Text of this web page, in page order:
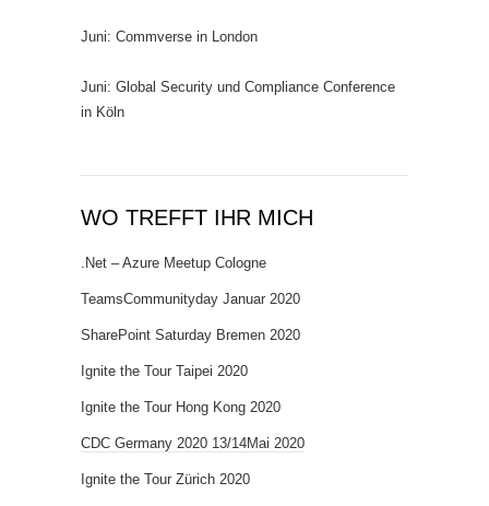
Juni: Commverse in London
Juni: Global Security und Compliance Conference
in Köln
WO TREFFT IHR MICH
.Net – Azure Meetup Cologne
TeamsCommunityday Januar 2020
SharePoint Saturday Bremen 2020
Ignite the Tour Taipei 2020
Ignite the Tour Hong Kong 2020
CDC Germany 2020 13/14Mai 2020
Ignite the Tour Zürich 2020